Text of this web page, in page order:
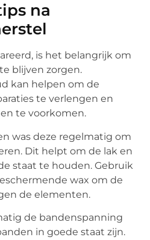
na
is het belangrijk om
blijven zorgen.
kan helpen om de
te verlengen en
te voorkomen.
was deze regelmatig om
Dit helpt om de lak en
staat te houden. Gebruik
wax om de
de elementen.
de bandenspanning
in goede staat zijn.